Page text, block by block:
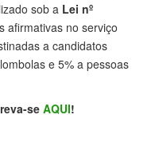
sob a Lei nº
afirmativas no serviço
a candidatos
e 5% a pessoas
se AQUI!